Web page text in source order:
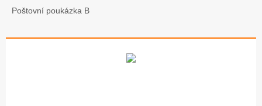
Poštovní poukázka B